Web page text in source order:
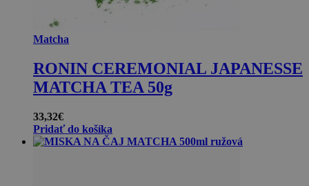
Matcha
RONIN CEREMONIAL JAPANESSE
MATCHA TEA 50g
33,32€
Pridať do košíka